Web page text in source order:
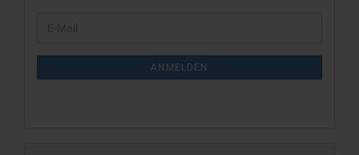
NEWSLETTER-
ANMELDEN